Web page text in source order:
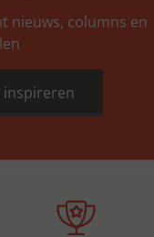
nieuws, columns en
inspireren